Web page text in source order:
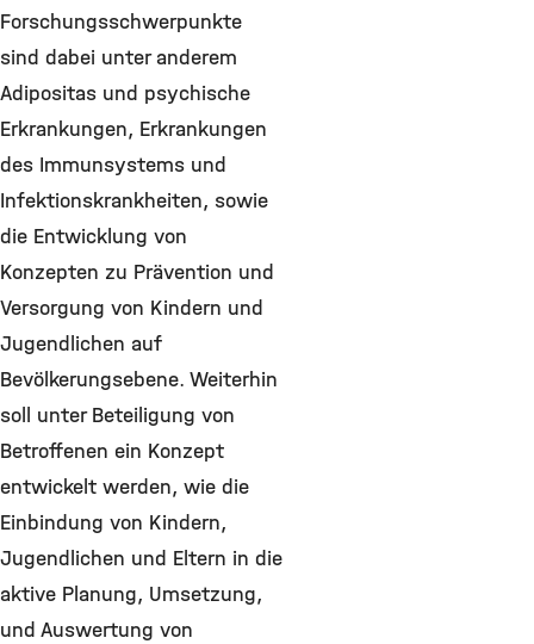
Forschungsschwerpunkte
sind dabei unter anderem
Adipositas und psychische
Erkrankungen, Erkrankungen
des Immunsystems und
Infektionskrankheiten, sowie
die Entwicklung von
Konzepten zu Prävention und
Versorgung von Kindern und
Jugendlichen auf
Bevölkerungsebene. Weiterhin
soll unter Beteiligung von
Betroffenen ein Konzept
entwickelt werden, wie die
Einbindung von Kindern,
Jugendlichen und Eltern in die
aktive Planung, Umsetzung,
und Auswertung von